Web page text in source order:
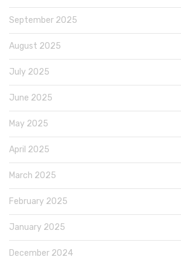
September 2025
August 2025
July 2025
June 2025
May 2025
April 2025
March 2025
February 2025
January 2025
December 2024